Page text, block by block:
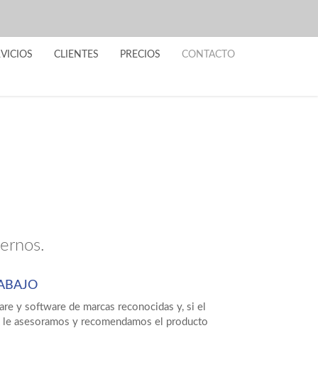
CLIENTES PRECIOS CONTACTO
y software de marcas reconocidas y, si el
asesoramos y recomendamos el producto